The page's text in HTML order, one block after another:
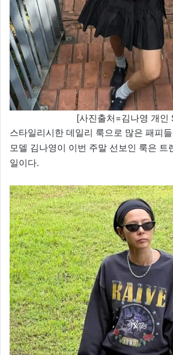
[사진출처=김나영 개인
스타일리시한 데일리 룩으로 많은 패피
모델 김나영이 이번 주말 선보인 룩은 트
일이다.